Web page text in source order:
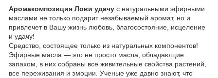
Аромакомпозиция Лови удачу с натуральными эфирными
маслами не только подарит незабываемый аромат, но и
привлечет в Вашу жизнь любовь, благосостояние, исцеление
и удачу!
Средство, состоящее только из натуральных компонентов!
Эфирные масла — это не просто масла, обладающие
запахом, в них собраны все живительные свойства растений,
все переживания и эмоции. Ученые уже давно знают, что